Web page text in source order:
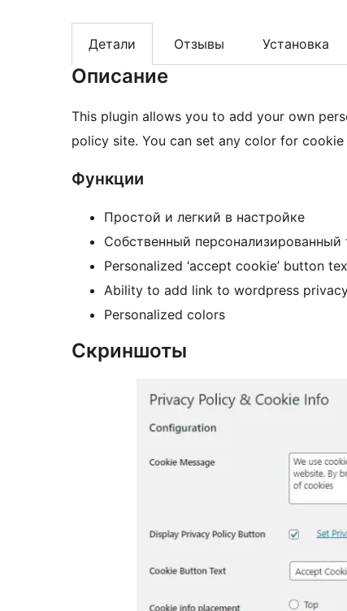
Детали Отзывы Установка
Описание
This plugin allows you to add your own
policy site. You can set any color for
Функции
Простой и легкий в настройке
Собственный
Personalized ‘accept cookie’ button
Ability to add link to wordpress
Personalized colors
Скриншоты